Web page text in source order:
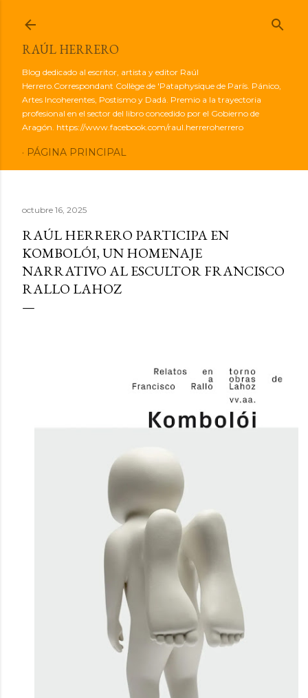
RAÚL HERRERO
Blog dedicado al escritor, artista y editor Raúl
Herrero.Correspondant Collège de 'Pataphysique de París. Pánico,
Artes Incoherentes, Postismo y Dadá. Premio a la trayectoria
profesional en el sector del libro concedido por el Gobierno de
Aragón. https://www.facebook.com/raul.herreroherrero
PÁGINA PRINCIPAL
octubre 16, 2025
RAÚL HERRERO PARTICIPA EN
KOMBOLÓI, UN HOMENAJE
NARRATIVO AL ESCULTOR FRANCISCO
RALLO LAHOZ